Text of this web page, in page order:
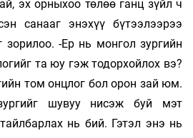
эх орныхоо тө­лөө ганц зүйл ч
санааг энэ­хүү бүтээлээрээ
зорилоо. -Ер нь монгол зургийн
та юу гэж тодорхойлох вэ?
том онцлог бол орон зай юм.
шувуу нисэж буй мэт
нь бий. Гэтэл энэ нь